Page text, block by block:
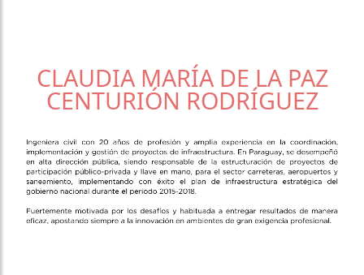
CLAUDIA MARÍA DE LA PAZ
CENTURIÓN RODRÍGUEZ